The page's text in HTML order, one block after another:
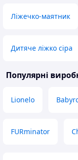
Ліжечко-маятник
Дитяче ліжко сіра
Популярні
Lionelo
FURminator